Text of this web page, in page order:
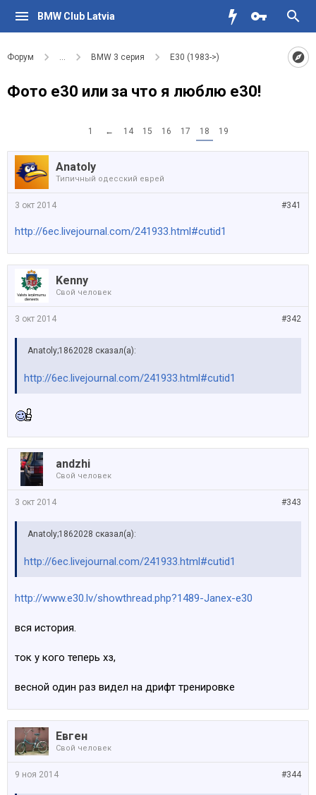
BMW Club Latvia
Форум ... BMW 3 серия E30 (1983->)
Фото e30 или за что я люблю e30!
1 ← 14 15 16 17 18 19
Anatoly
Типичный одесский еврей
#341
3 окт 2014
http://6ec.livejournal.com/241933.html#cutid1
Kenny
Свой человек
#342
3 окт 2014
Anatoly;1862028 сказал(а):
http://6ec.livejournal.com/241933.html#cutid1
аndzhi
Свой человек
#343
3 окт 2014
Anatoly;1862028 сказал(а):
http://6ec.livejournal.com/241933.html#cutid1
http://www.e30.lv/showthread.php?1489-Janex-e30
вся история.
ток у кого теперь хз,
весной один раз видел на дрифт тренировке
Евген
Свой человек
#344
9 ноя 2014